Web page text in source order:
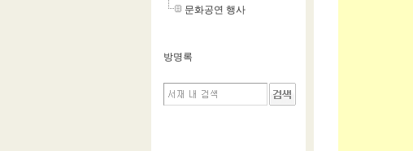
문화공연 행사
방명록